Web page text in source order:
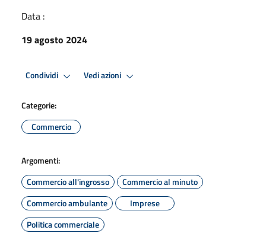
Data :
19 agosto 2024
Condividi Vedi azioni
Categorie:
Commercio
Argomenti:
Commercio all'ingrosso
Commercio al minuto
Commercio ambulante
Imprese
Politica commerciale